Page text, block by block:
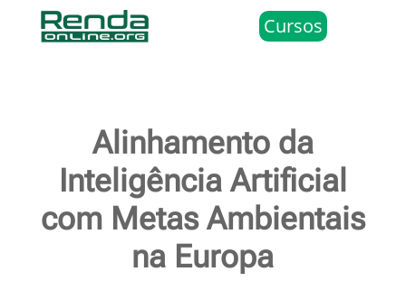
Cursos
Alinhamento da
Inteligência Artificial
com Metas Ambientais
na Europa